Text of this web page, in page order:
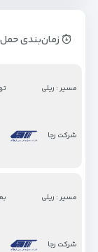
زمان‌بندی
مسیر : ریلی
شرکت رجا
مسیر : ریلی
شرکت رجا